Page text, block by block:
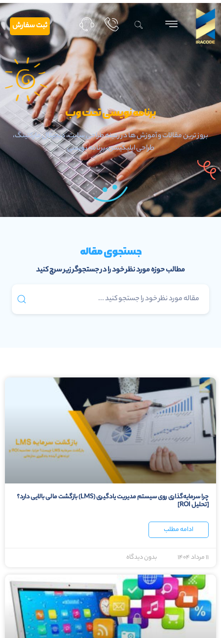
ثبت سفارش
برنامه نویسی تحت وب
بروز ترین مقالات و آموزش ها در زمینه طراحی سایت، دیجیتال مارکتینگ،
طراحی اپلیکیشن، برنامه نویسی
جستجوی مقاله
مطالب حوزه مورد نظر خود را در جستجوگر زیر سرچ کنید
چرا سرمایه‌گذاری روی سیستم مدیریت یادگیری (LMS) بازگشت مالی بالایی دارد؟
[تحلیل ROI]
ادامه مطلب
۱۱ مرداد ۱۴۰۴ بدون دیدگاه